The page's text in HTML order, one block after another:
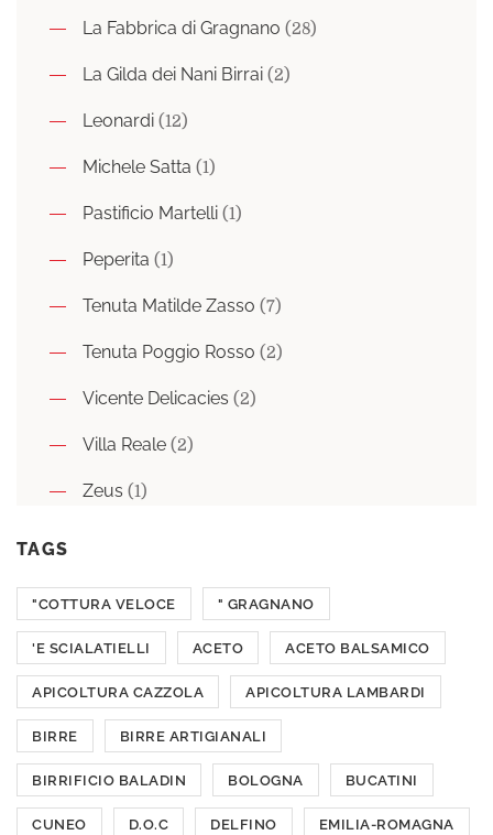
La Fabbrica di Gragnano (28)
La Gilda dei Nani Birrai (2)
Leonardi (12)
Michele Satta (1)
Pastificio Martelli (1)
Peperita (1)
Tenuta Matilde Zasso (7)
Tenuta Poggio Rosso (2)
Vicente Delicacies (2)
Villa Reale (2)
Zeus (1)
TAGS
"COTTURA VELOCE " GRAGNANO
'E SCIALATIELLI ACETO ACETO BALSAMICO
APICOLTURA CAZZOLA APICOLTURA LAMBARDI
BIRRE BIRRE ARTIGIANALI
BIRRIFICIO BALADIN BOLOGNA BUCATINI
CUNEO D.O.C DELFINO EMILIA-ROMAGNA